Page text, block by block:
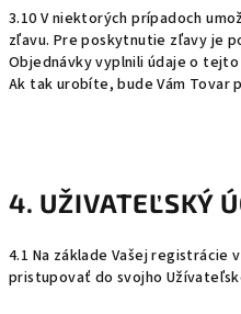
3.10 V niektorých prípadoch
zľavu. Pre poskytnutie zľavy je
Objednávky vyplnili údaje o
Ak tak urobíte, bude Vám Tovar
4. UŽIVATEĽSKÝ
4.1 Na základe Vašej registrácie
pristupovať do svojho